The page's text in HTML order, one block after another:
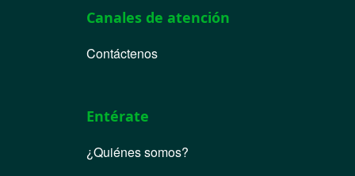
Canales de atención
Contáctenos
Entérate
¿Quiénes somos?